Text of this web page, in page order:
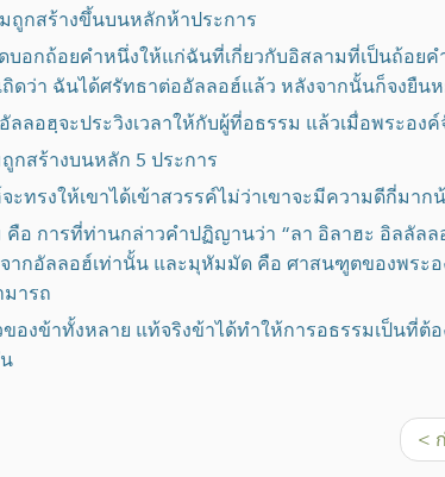
ถูกสร้างขึ้นบนหลักห้าประการ
บอกถ้อยคำหนึ่งให้แก่ฉันที่เกี่ยวกับอิสลามที่เป็นถ้อย
ถิดว่า ฉันได้ศรัทธาต่ออัลลอฮ์แล้ว หลังจากนั้นก็จงยื
ลอฮฺจะประวิงเวลาให้กับผู้ที่อธรรม แล้วเมื่อพระอง
กสร้างบนหลัก 5 ประการ
ทรงให้เขาได้เข้าสวรรค์ไม่ว่าเขาจะมีความดีกี่มาก
อ การที่ท่านกล่าวคำปฏิญานว่า “ลา อิลาฮะ อิลลัล
ากอัลลอฮ์เท่านั้น และมุหัมมัด คือ ศาสนฑูตของพระ
ารถ
องข้าทั้งหลาย แท้จริงข้าได้ทำให้การอธรรมเป็นที่ต้
<